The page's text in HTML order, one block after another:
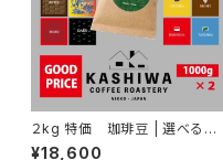
２kg 特価 珈琲豆 | 選べる２
種セット 1kg ×2
¥18,600